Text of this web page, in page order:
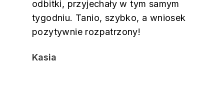
odbitki, przyjechały w tym samym
tygodniu. Tanio, szybko, a wniosek
pozytywnie rozpatrzony!
Kasia